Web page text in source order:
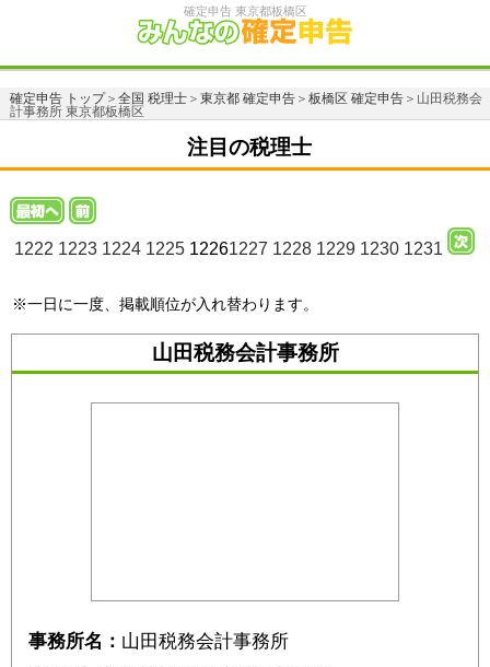
確定申告 東京都板橋区
確定申告 トップ＞ 全国 税理士＞ 東京都 確定申告＞ 板橋区 確定申告＞山田税務会
計事務所 東京都板橋区
注目の税理士
1222 1223 1224 122512261227 1228 1229 1230 1231
※一日に一度、掲載順位が入れ替わります。
山田税務会計事務所
事務所名： 山田税務会計事務所